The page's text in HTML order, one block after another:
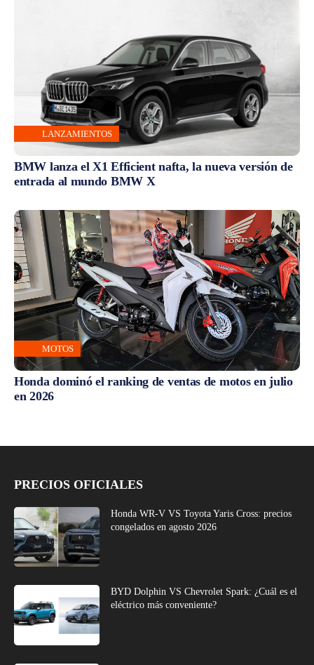
LANZAMIENTOS
BMW lanza el X1 Efficient nafta, la nueva versión de
entrada al mundo BMW X
MOTOS
Honda dominó el ranking de ventas de motos en julio
en 2026
PRECIOS OFICIALES
Honda WR-V VS Toyota Yaris Cross: precios
congelados en agosto 2026
BYD Dolphin VS Chevrolet Spark: ¿Cuál es el
eléctrico más conveniente?